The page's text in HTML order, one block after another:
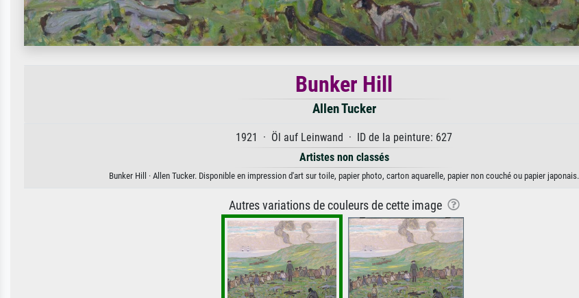
Bunker Hill
Allen Tucker
1921 · Öl auf Leinwand · ID de la peinture: 627
Artistes non classés
Bunker Hill · Allen Tucker. Disponible en impression d'art sur toile, papier photo, carton aquarelle, papier non couché ou papier japonais.
Autres variations de couleurs de cette image